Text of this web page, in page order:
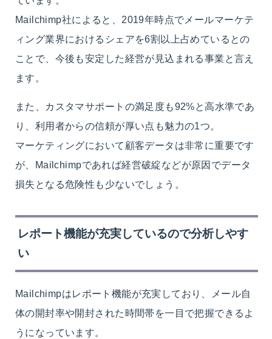
Mailchimp社によると、2019年時点でメールマーケテ
ィング業界におけるシェアを6割以上占めているとの
ことで、今後も安定した経営が見込まれる事業と言え
ます。
また、カスタマサポートの満足度も92%と高水準であ
り、利用者からの信頼が厚い点も魅力の1つ。
マーケティングにおいて顧客データは非常に重要です
が、Mailchimpであれば経営破綻などが原因でデータ
損失となる危険性も少ないでしょう。
レポート機能が充実しているので分析しやす
い
Mailchimpはレポート機能が充実しており、メール自
体の開封率や開封された時間帯を一目で把握できるよ
うになっています。